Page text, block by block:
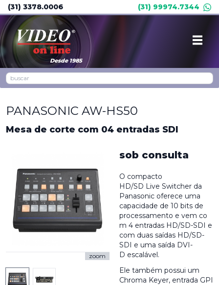
(31) 3378.0006 (31) 99974.7344
Desde 1985
PANASONIC AW-HS50
Mesa de corte com 04 entradas SDI
zoom
sob consulta
O compacto
HD/SD Live Switcher da
Panasonic oferece uma
capacidade de 10 bits de
processamento e vem co
m 4 entradas HD/SD-SDI e
com duas saídas HD/SD-
SDI e uma saída DVI-
D escalável.
Ele também possui um
Chroma Keyer, entrada GPI